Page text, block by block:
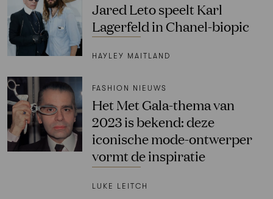
Jared Leto speelt Karl
Lagerfeld in Chanel-biopic
HAYLEY MAITLAND
FASHION NIEUWS
Het Met Gala-thema van
2023 is bekend: deze
iconische mode-ontwerper
vormt de inspiratie
LUKE LEITCH